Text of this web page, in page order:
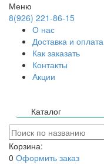
Меню
8(926) 221-86-15
О нас
Доставка и оплата
Как заказать
Контакты
Акции
Каталог
Корзина:
0 Оформить заказ